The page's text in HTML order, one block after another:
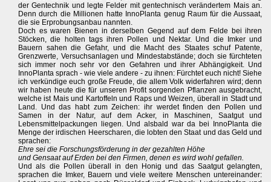
der Gentechnik und legte Felder mit gentechnisch verändertem Mais an.
Denn durch die Millionen hatte InnoPlanta genug Raum für die Aussaat,
die sie Erprobungsanbau nannten.
Doch es waren Bienen in derselben Gegend auf dem Felde bei ihren
Stöcken, die holten tags ihren Pollen und Nektar. Und die Imker und
Bauern sahen die Gefahr, und die Macht des Staates schuf Patente,
Grenzwerte, Versuchsanlagen und Mindestabstände; doch sie fürchteten
sich immer noch sehr vor den Gefahren und ihrer Abhängigkeit. Und
InnoPlanta sprach - wie viele andere - zu ihnen: Fürchtet euch nicht! Siehe
ich verkündige euch große Freude, die allem Volk widerfahren wird; denn
wir haben heute die für unseren Profit sorgenden Pflanzen ausgebracht,
welche ist Mais und Kartoffeln und Raps und Weizen, überall in Stadt und
Land. Und das habt zum Zeichen: ihr werdet finden den Pollen und
Samen in der Natur, auf dem Acker, in Maschinen, Saatgut und
Lebensmittelpackungen liegen. Und alsbald war da bei InnoPlanta die
Menge der irdischen Heerscharen, die lobten den Staat und das Geld und
sprachen:
Ehre sei die Forschungsförderung in der gezahlten Höhe
und Gensaat auf Erden bei den Firmen, denen es wird wohl gefallen.
Und als die Pollen überall in den Honig und das Saatgut gelangten,
sprachen die Imker, Bauern und viele weitere Menschen untereinander: